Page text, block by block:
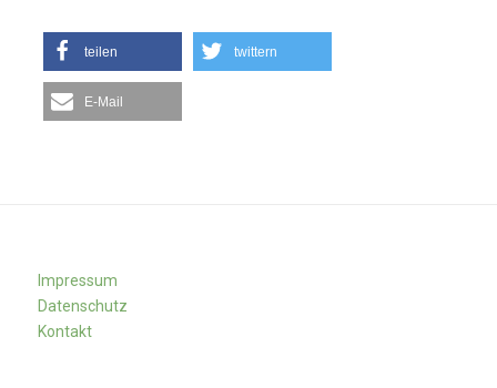
teilen twittern
E-Mail
Impressum
Datenschutz
Kontakt